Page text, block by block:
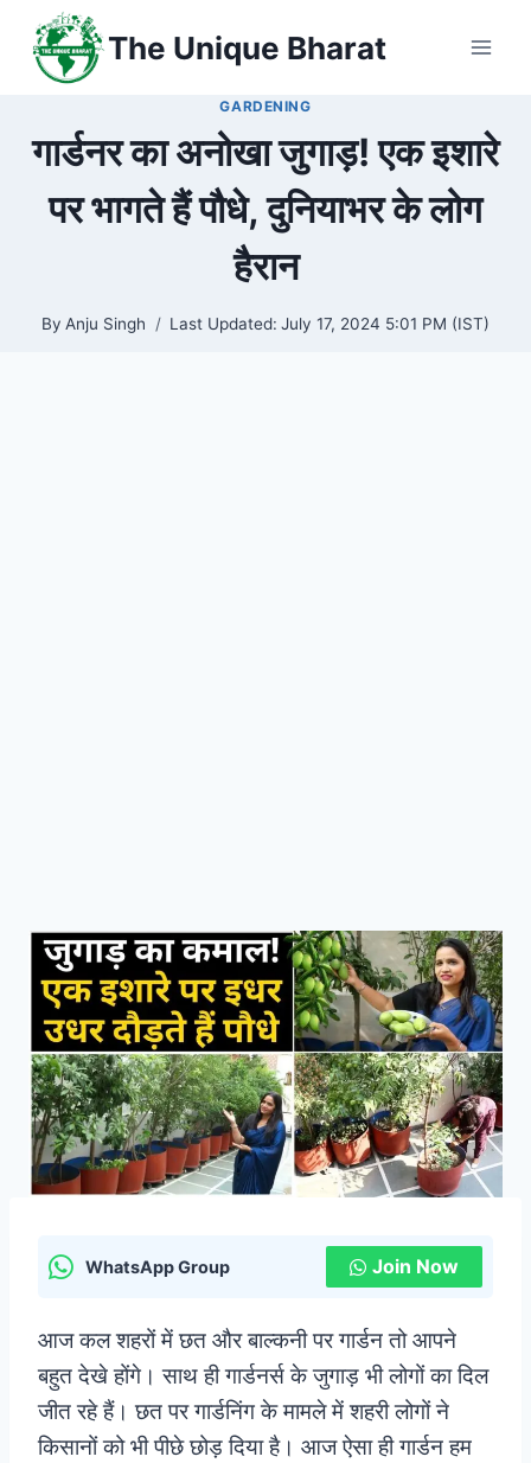
content
The Unique Bharat
GARDENING
गार्डनर का अनोखा जुगाड़! एक इशारे
पर भागते हैं पौधे, दुनियाभर के लोग
हैरान
By Anju Singh Last Updated: July 17, 2024 5:01 PM (IST)
WhatsApp Group Join Now
आज कल शहरों में छत और बाल्कनी पर गार्डन तो आपने
बहुत देखे होंगे। साथ ही गार्डनर्स के जुगाड़ भी लोगों का दिल
जीत रहे हैं। छत पर गार्डनिंग के मामले में शहरी लोगों ने
किसानों को भी पीछे छोड़ दिया है। आज ऐसा ही गार्डन हम